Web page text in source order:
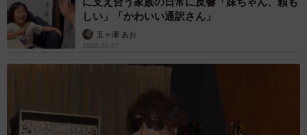
しい」「かわいい通訳さん」
五ヶ瀬 あお
2026.08.07